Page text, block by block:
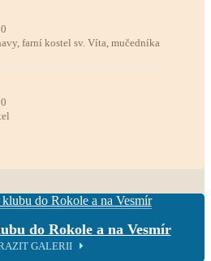
farní kostel sv. Víta, mučedníka
do Rokole a na Vesmír
GALERII